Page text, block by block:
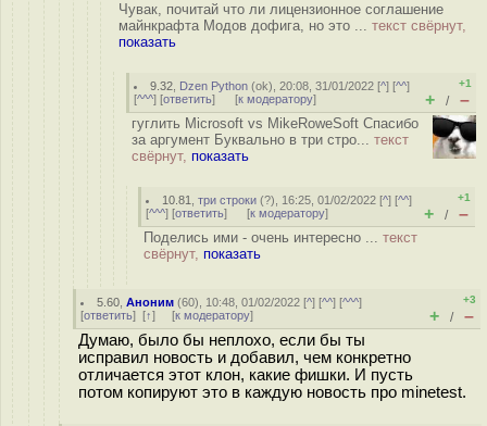
Чувак, почитай что ли лицензионное соглашение
майнкрафта Модов дофига, но это ... текст свёрнут,
показать
9.32 Dzen Python (ok), 20:08, 31/01/2022 [^] [^^]
[^^^] [ответить] [к модератору]
+1
+ / –
гуглить Microsoft vs MikeRoweSoft Спасибо
за аргумент Буквально в три стро... текст
свёрнут, показать
10.81 ,три строки (?), 16:25, 01/02/2022 [^] [^^]
[^^^] [ответить] [к модератору]
+1
+ / –
Поделись ими - очень интересно ... текст
свёрнут, показать
5.60 ,Аноним (60), 10:48, 01/02/2022 [^] [^^] [^^^]
[ответить] [↑] [к модератору]
+3
+ / –
Думаю, было бы неплохо, если бы ты
исправил новость и добавил, чем конкретно
отличается этот клон, какие фишки. И пусть
потом копируют это в каждую новость про minetest.